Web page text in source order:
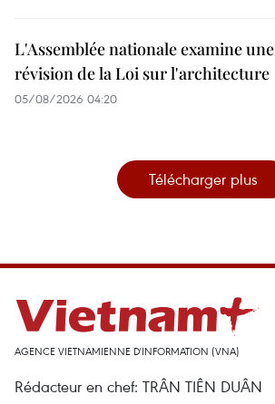
L'Assemblée nationale examine une
révision de la Loi sur l'architecture
05/08/2026 04:20
Télécharger plus
AGENCE VIETNAMIENNE D'INFORMATION (VNA)
Rédacteur en chef: TRÂN TIÊN DUÂN